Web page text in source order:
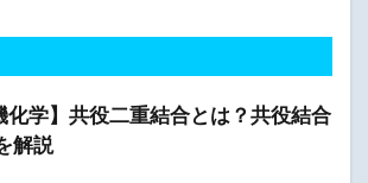
化学】共役二重結合とは？共役結合
解説